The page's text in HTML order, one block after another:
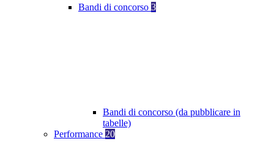
Bandi di concorso 3
Bandi di concorso (da pubblicare in
tabelle)
Performance 20